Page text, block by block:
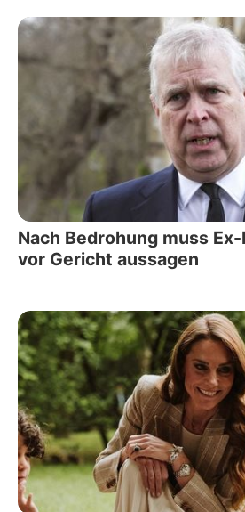
Nach Bedrohung muss
vor Gericht aussagen